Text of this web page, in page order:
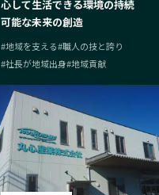
心して生活できる環境の持続
可能な未来の創造
#地域を支える#職人の技と誇り
#社長が地域出身#地域貢献